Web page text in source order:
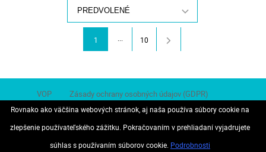
PREDVOLENÉ
1 10
VOP Zásady ochrany osobných údajov (GDPR)
Odstúpenie od zmluvy
Rovnako ako väčšina webových stránok, aj naša používa súbory cookie na
zlepšenie používateľského zážitku. Pokračovaním v prehliadaní vyjadrujete
súhlas s používaním súborov cookie. Podrobnosti